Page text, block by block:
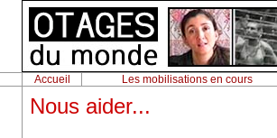
Accueil Les mobilisations en cours
Nous aider...